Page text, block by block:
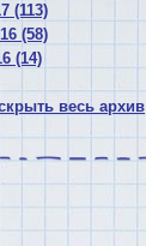
(113)
(58)
(14)
весь архив